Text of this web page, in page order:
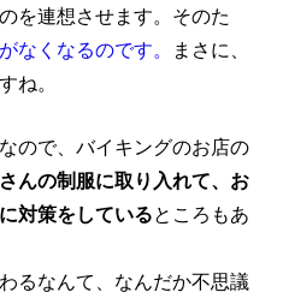
を連想させます。そのた
なくなるのです。
まさに、
ね。
ので、バイキングのお店の
んの制服に取り入れて、お
対策をしているところもあ
るなんて、なんだか不思議